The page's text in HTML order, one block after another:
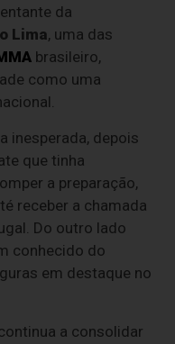
da
Lima, uma das
brasileiro,
como uma
inesperada, depois
que tinha
a preparação,
receber a chamada
Do outro lado
conhecido do
em destaque no
a consolidar